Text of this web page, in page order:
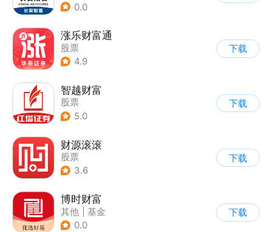
0.0
涨乐财富通
股票
4.9
下载
智越财富
股票
5.0
下载
财源滚滚
股票
3.6
下载
博时财富
其他
基金
0.0
下载